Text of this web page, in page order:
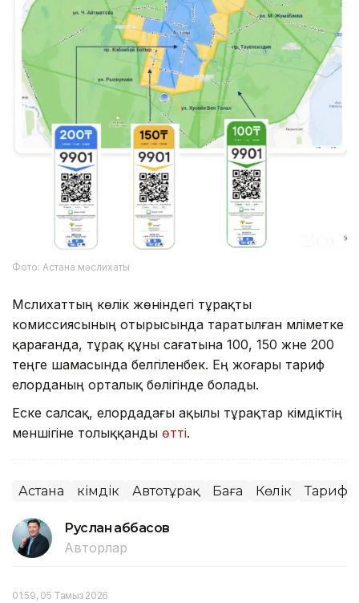
Фото: Астана мәслихаты
Мәслихаттың көлік жөніндегі тұрақты
комиссиясының отырысында таратылған мәліметке
қарағанда, тұрақ құны сағатына 100, 150 және 200
теңге шамасында белгіленбек. Ең жоғары тариф
елорданың орталық бөлігінде болады.
Еске салсақ, елордадағы ақылы тұрақтар әкімдіктің
меншігіне толыққанды өтті.
Астана Әкімдік Автотұрақ Баға Көлік Тариф
Руслан Ғаббасов
Авторлар
01:59, 05 Тамыз 2026